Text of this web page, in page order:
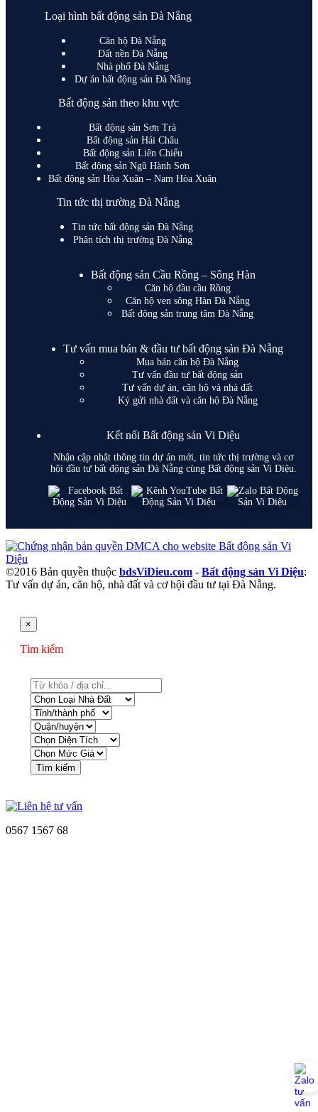
Loại hình bất động sản Đà Nẵng
Căn hộ Đà Nẵng
Đất nền Đà Nẵng
Nhà phố Đà Nẵng
Dự án bất động sản Đà Nẵng
Bất động sản theo khu vực
Bất động sản Sơn Trà
Bất động sản Hải Châu
Bất động sản Liên Chiểu
Bất động sản Ngũ Hành Sơn
Bất động sản Hòa Xuân – Nam Hòa Xuân
Tin tức thị trường Đà Nẵng
Tin tức bất động sản Đà Nẵng
Phân tích thị trường Đà Nẵng
Bất động sản Cầu Rồng – Sông Hàn
Căn hộ đầu cầu Rồng
Căn hộ ven sông Hàn Đà Nẵng
Bất động sản trung tâm Đà Nẵng
Tư vấn mua bán & đầu tư bất động sản Đà Nẵng
Mua bán căn hộ Đà Nẵng
Tư vấn đầu tư bất động sản
Tư vấn dự án, căn hộ và nhà đất
Ký gửi nhà đất và căn hộ Đà Nẵng
Kết nối Bất động sản Vi Diệu
Nhận cập nhật thông tin dự án mới, tin tức thị trường và cơ
hội đầu tư bất động sản Đà Nẵng cùng Bất động sản Vi Diệu.
©2016 Bản quyền thuộc bdsViDieu.com - Bất động sản Vi Diệu:
Tư vấn dự án, căn hộ, nhà đất và cơ hội đầu tư tại Đà Nẵng.
×
Tìm kiếm
Tìm kiếm
0567 1567 68